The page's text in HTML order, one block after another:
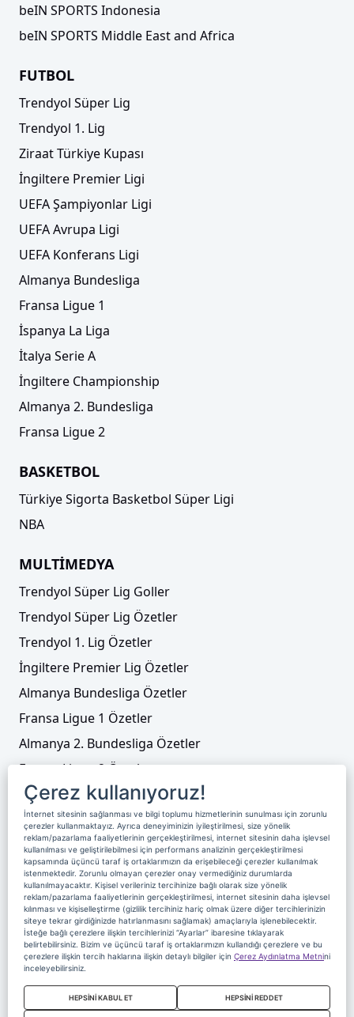
beIN SPORTS Indonesia
beIN SPORTS Middle East and Africa
FUTBOL
Trendyol Süper Lig
Trendyol 1. Lig
Ziraat Türkiye Kupası
İngiltere Premier Ligi
UEFA Şampiyonlar Ligi
UEFA Avrupa Ligi
UEFA Konferans Ligi
Almanya Bundesliga
Fransa Ligue 1
İspanya La Liga
İtalya Serie A
İngiltere Championship
Almanya 2. Bundesliga
Fransa Ligue 2
BASKETBOL
Türkiye Sigorta Basketbol Süper Ligi
NBA
MULTİMEDYA
Trendyol Süper Lig Goller
Trendyol Süper Lig Özetler
Trendyol 1. Lig Özetler
İngiltere Premier Lig Özetler
Almanya Bundesliga Özetler
Fransa Ligue 1 Özetler
Almanya 2. Bundesliga Özetler
Fransa Ligue 2 Özetler
Tenis
Video Liste
Foto Galeriler
Üyelik Yayın Akışı Reklam
Site Sözleşmesi
Künye ve İletişim
Çerez Politikası
Çerez Yönetimi
Veri Sahibi Başvuru Formu
Nereden İzlerim
Copyright 2020 Digiturk Bu siteyi kullanarak sözleşmeyi kabul etmiş
sayılırsınız.
Çerez kullanıyoruz!
İnternet sitesinin sağlanması ve bilgi toplumu hizmetlerinin sunulması için zorunlu
çerezler kullanmaktayız. Ayrıca deneyiminizin iyileştirilmesi, size yönelik
reklam/pazarlama faaliyetlerinin gerçekleştirilmesi, internet sitesinin daha işlevsel
kullanılması ve geliştirilebilmesi için performans analizinin gerçekleştirilmesi
kapsamında üçüncü taraf iş ortaklarımızın da erişebileceği çerezler kullanılmak
istenmektedir. Zorunlu olmayan çerezler onay vermediğiniz durumlarda
kullanılmayacaktır. Kişisel verileriniz tercihinize bağlı olarak size yönelik
reklam/pazarlama faaliyetlerinin gerçekleştirilmesi, internet sitesinin daha işlevsel
kılınması ve kişiselleştirme (gizlilik tercihiniz hariç olmak üzere diğer tercihlerinizin
siteye tekrar girdiğinizde hatırlanmasını sağlamak) amaçlarıyla işlenebilecektir.
İsteğe bağlı çerezlere ilişkin tercihlerinizi “Ayarlar” ibaresine tıklayarak
belirtebilirsiniz. Bizim ve üçüncü taraf iş ortaklarımızın kullandığı çerezlere ve bu
çerezlere ilişkin tercih haklarına ilişkin detaylı bilgiler için Çerez Aydınlatma Metnini
inceleyebilirsiniz.
HEPSİNİ KABUL ET HEPSİNİ REDDET